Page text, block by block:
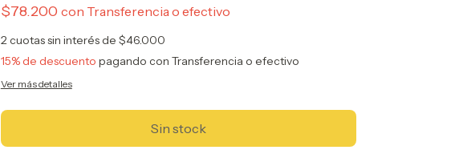
$78.200 con Transferencia o efectivo
2cuotas sin interés de $46.000
15% de descuento pagando con Transferencia o efectivo
Ver más detalles